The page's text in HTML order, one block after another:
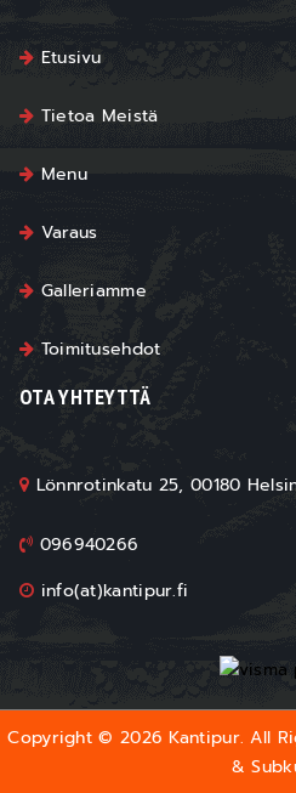
Etusivu
Tietoa Meistä
Menu
Varaus
Galleriamme
Toimitusehdot
OTA YHTEYTTÄ
Lönnrotinkatu 25, 00180
096940266
info(at)kantipur.fi
Copyright © 2026 Kantipur. All
&